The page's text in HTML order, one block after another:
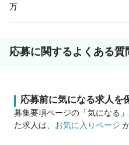
万
応募に関するよくある質
応募前に気になる求人を
募集要項ページの「気になる
た求人は、 お気に入りページ